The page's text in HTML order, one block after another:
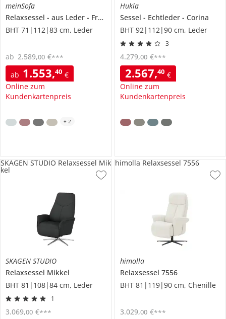
meinSofa
Relaxsessel
aus Leder
Franzi-L
BHT 71|112|83 cm, Leder
ab 1.553,40 €
Online zum
Kundenkartenpreis
ab 2.589,00 €***
+ 2
Hukla
Sessel
Echtleder
Corina
BHT 92|112|90 cm, Leder
3
2.567,40 €
Online zum
Kundenkartenpreis
4.279,00 €***
SKAGEN STUDIO
Relaxsessel Mikkel
BHT 81|108|84 cm, Leder
1
3.069,00 €***
SKAGEN STUDIO Relaxsessel Mik
kel
himolla
Relaxsessel 7556
BHT 81|119|90 cm, Chenille
3.029,00 €***
himolla Relaxsessel 7556